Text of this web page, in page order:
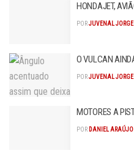
HONDAJET,
PORJUVENAL JORGE
O VULCAN
PORJUVENAL JORGE
MOTORES A
POR DANIEL ARAÚJO